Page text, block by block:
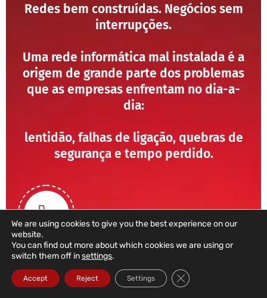
Redes bem construídas. Negócios sem
interrupções.
Uma rede informática mal instalada é a
origem de grande parte dos problemas
que as empresas enfrentam no dia-a-
dia:
lentidão, falhas de ligação, quebras de
segurança e tempo perdido.
211 459 950
We are using cookies to give you the best experience on our
website.
You can find out more about which cookies we are using or
switch them off insettings.
Accept Reject Settings Close GDPR Cookie